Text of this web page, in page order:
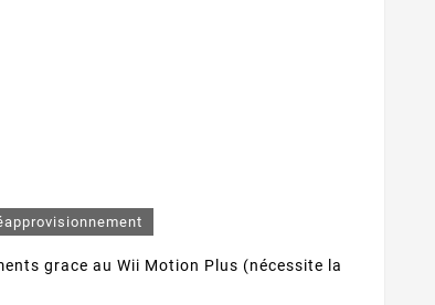
grace au Wii Motion Plus (nécessite la